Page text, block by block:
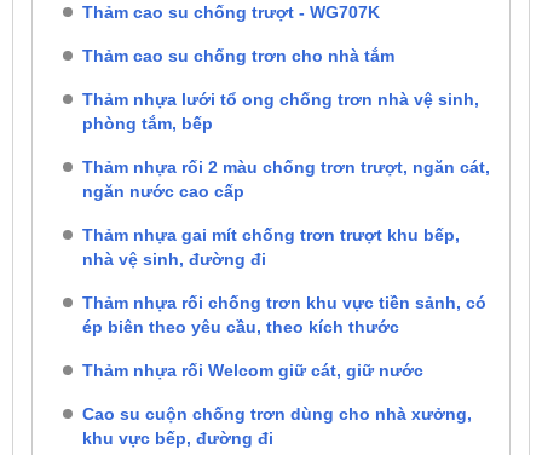
Thảm cao su chống trượt - WG707K
Thảm cao su chống trơn cho nhà tắm
Thảm nhựa lưới tổ ong chống trơn nhà vệ sinh,
phòng tắm, bếp
Thảm nhựa rối 2 màu chống trơn trượt, ngăn cát,
ngăn nước cao cấp
Thảm nhựa gai mít chống trơn trượt khu bếp,
nhà vệ sinh, đường đi
Thảm nhựa rối chống trơn khu vực tiền sảnh, có
ép biên theo yêu cầu, theo kích thước
Thảm nhựa rối Welcom giữ cát, giữ nước
Cao su cuộn chống trơn dùng cho nhà xưởng,
khu vực bếp, đường đi